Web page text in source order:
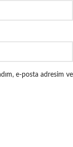
e-posta adresim ve